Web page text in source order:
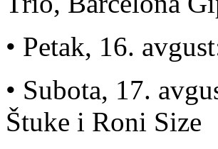
• Petak, 16.
• Subota, 17.
Štuke i Roni Size